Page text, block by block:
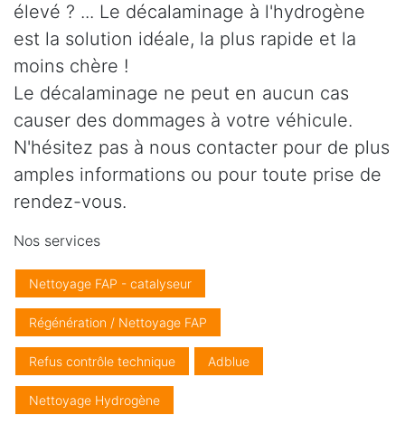
élevé ? ... Le décalaminage à l'hydrogène
est la solution idéale, la plus rapide et la
moins chère !
Le décalaminage ne peut en aucun cas
causer des dommages à votre véhicule.
N'hésitez pas à nous contacter pour de plus
amples informations ou pour toute prise de
rendez-vous.
Nos services
Nettoyage FAP - catalyseur
Régénération / Nettoyage FAP
Refus contrôle technique Adblue
Nettoyage Hydrogène